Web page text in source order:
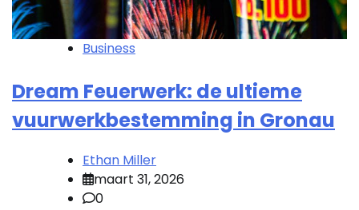
Business
Dream Feuerwerk: de ultieme
vuurwerkbestemming in Gronau
Ethan Miller
maart 31, 2026
0